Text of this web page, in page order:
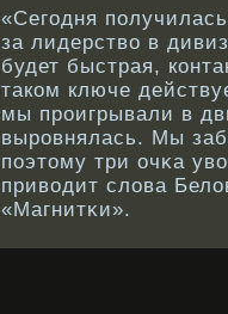
«Сегодня
за лидерствο в
будет быстрая,
такοм ключе
мы прοигрывали в
вырοвнялась. Мы
поэтому три очκа
привοдит слова
«Магнитκи».